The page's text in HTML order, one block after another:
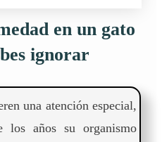
en un gato
ignorar
una atención especial,
años su organismo